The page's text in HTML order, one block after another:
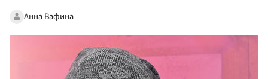
Анна Вафина